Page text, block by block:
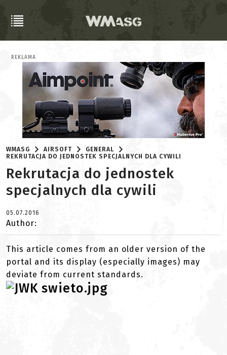
REKLAMA
WMASG AIRSOFT
GENERAL
REKRUTACJA DO JEDNOSTEK SPECJALNYCH DLA CYWILI
Rekrutacja do jednostek
specjalnych dla cywili
05.07.2016
Author:
This article comes from an older version of the
portal and its display (especially images) may
deviate from current standards.